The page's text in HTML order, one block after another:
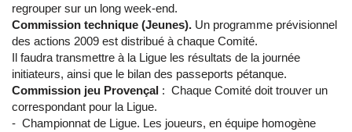
regrouper sur un long week-end.
Commission technique (Jeunes). Un programme prévisionnel
des actions 2009 est distribué à chaque Comité.
Il faudra transmettre à la Ligue les résultats de la journée
initiateurs, ainsi que le bilan des passeports pétanque.
Commission jeu Provençal : Chaque Comité doit trouver un
correspondant pour la Ligue.
- Championnat de Ligue. Les joueurs, en équipe homogène